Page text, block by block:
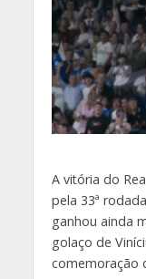
Avitória do
pela 33ª
ganhou ainda
golaço de
comemoração